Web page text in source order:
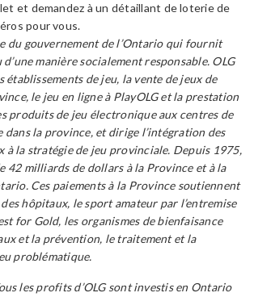
et demandez à un détaillant de loterie de
pour vous.
du gouvernement de l’Ontario qui fournit
manière socialement responsable. OLG
établissements de jeu, la vente de jeux de
le jeu en ligne à PlayOLG et la prestation
produits de jeu électronique aux centres de
dans la province, et dirige l’intégration des
à la stratégie de jeu provinciale. Depuis 1975,
42 milliards de dollars à la Province et à la
Ces paiements à la Province soutiennent
hôpitaux, le sport amateur par l’entremise
for Gold, les organismes de bienfaisance
et la prévention, le traitement et la
problématique.
les profits d’OLG sont investis en Ontario